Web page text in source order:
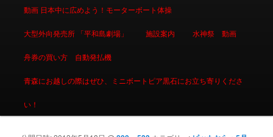
動画 日本中に広めよう！モーターボート体操
大型外向発売所 「平和島劇場」 施設案内 水神祭 動画
舟券の買い方 自動発払機
青森にお越しの際はぜひ、ミニボートピア黒石にお立ち寄りくださ
い！